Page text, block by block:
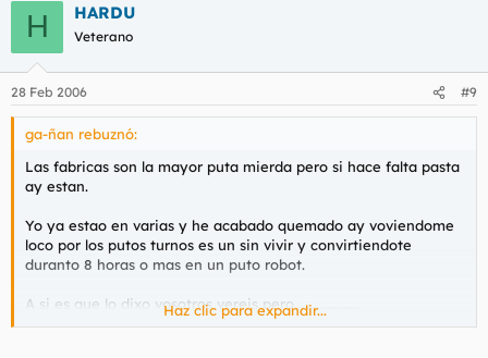
H HARDU
Veterano
28 Feb 2006 #9
ga-ñan rebuznó:
Las fabricas son la mayor puta mierda pero si hace falta pasta
ay estan.
Yo ya estao en varias y he acabado quemado ay voviendome
loco por los putos turnos es un sin vivir y convirtiendote
duranto 8 horas o mas en un puto robot.
A si es que lo dixo vosotros vereis pero....................
Haz clic para expandir...